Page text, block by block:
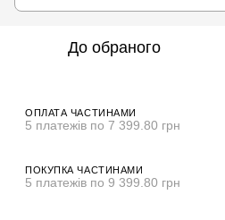
До обраного
ОПЛАТА ЧАСТИНАМИ
5 платежів по 7 399.80 грн
ПОКУПКА ЧАСТИНАМИ
5 платежів по 9 399.80 грн